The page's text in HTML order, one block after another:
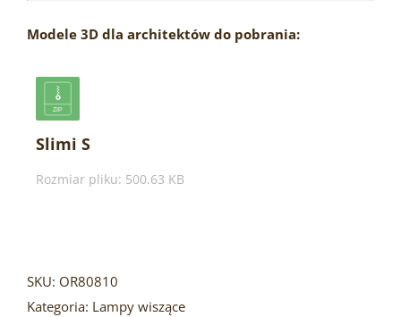
Modele 3D dla architektów do pobrania:
Slimi S
Rozmiar pliku: 500.63 KB
SKU: OR80810
Kategoria: Lampy wiszące